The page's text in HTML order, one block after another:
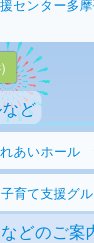
センター多
ど
あいホール
育て支援グ
どのご案